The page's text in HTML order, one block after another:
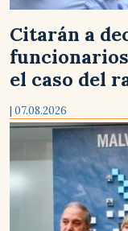
Citarán a
el caso del
| 07.08.2026